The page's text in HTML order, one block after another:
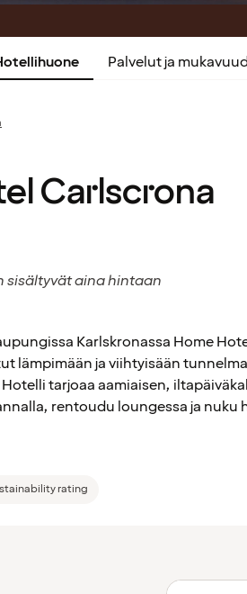
Palvelut ja
Carlscrona
sisältyvät aina hintaan
Karlskronassa Home
lämpimään ja viihtyisään
tarjoaa aamiaisen,
rentoudu loungessa ja nuku
rating